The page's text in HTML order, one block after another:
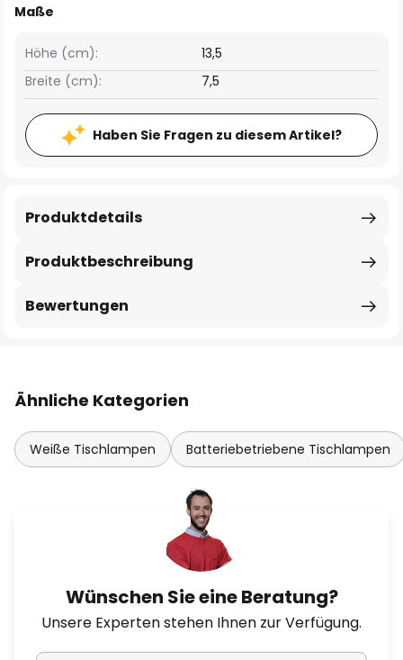
Maße
Breite (cm): 7,5
Höhe (cm): 13,5
Haben Sie Fragen zu diesem Artikel?
Produktbeschreibung
Produktdetails
Bewertungen
Ähnliche Kategorien
Weiße Tischlampen Batteriebetriebene Tischlampen
Wünschen Sie eine Beratung?
Unsere Experten stehen Ihnen zur Verfügung.